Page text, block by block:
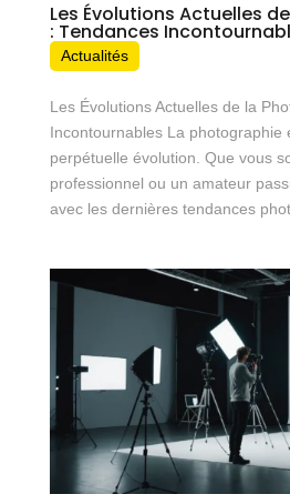
Les Évolutions Actuelles
: Tendances
Actualités
Les Évolutions Actuelles de la
Incontournables La photographie
perpétuelle évolution. Que vous
professionnel ou un amateur
avec les dernières tendances